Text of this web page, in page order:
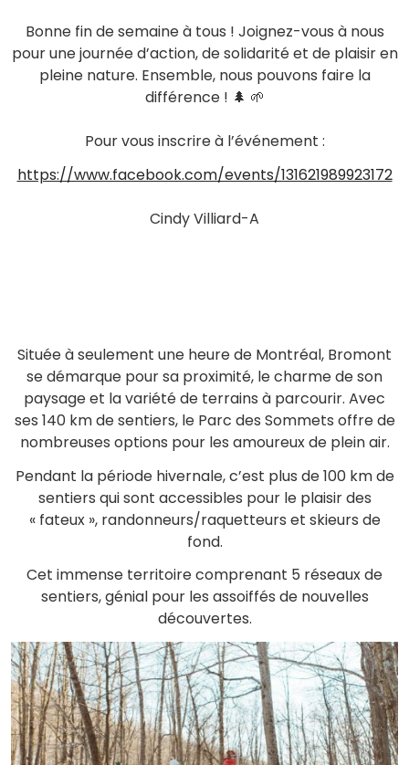
Bonne fin de semaine à tous ! Joignez-vous à nous
pour une journée d’action, de solidarité et de plaisir en
pleine nature. Ensemble, nous pouvons faire la
différence ! 🌲 🌱
Pour vous inscrire à l’événement :
https://www.facebook.com/events/131621989923172
Cindy Villiard-A
Située à seulement une heure de Montréal, Bromont
se démarque pour sa proximité, le charme de son
paysage et la variété de terrains à parcourir. Avec
ses 140 km de sentiers, le Parc des Sommets offre de
nombreuses options pour les amoureux de plein air.
Pendant la période hivernale, c’est plus de 100 km de
sentiers qui sont accessibles pour le plaisir des
« fateux », randonneurs/raquetteurs et skieurs de
fond.
Cet immense territoire comprenant 5 réseaux de
sentiers, génial pour les assoiffés de nouvelles
découvertes.